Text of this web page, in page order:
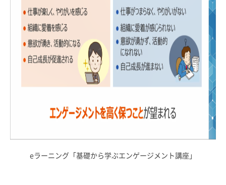
eラーニング「基礎から学ぶエンゲージメント講座」